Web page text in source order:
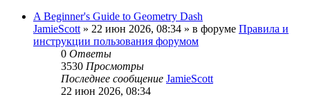
A Beginner's Guide to Geometry Dash
JamieScott » 22 июн 2026, 08:34 » в форуме Правила и
инструкции пользования форумом
0 Ответы
3530 Просмотры
Последнее сообщение JamieScott
22 июн 2026, 08:34